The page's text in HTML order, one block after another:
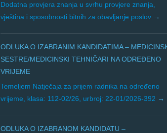
Dodatna provjera znanja u svrhu provjere znanja,
vještina i sposobnosti bitnih za obavljanje poslov
ODLUKA O IZABRANIM KANDIDATIMA –
SESTRE/MEDICINSKI TEHNIČARI NA ODREĐENO
VRIJEME
Temeljem Natječaja za prijem radnika na određeno
vrijeme, klasa: 112-02/26, urbroj: 22-01/2026-392
ODLUKA O IZABRANOM KANDIDATU –